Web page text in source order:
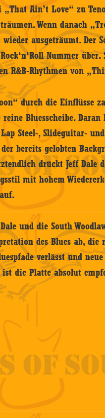
Ain’t Love“ zu
Wenn danach
ausgeträumt. Der
Nummer über.
R&B-Rhythmen von
durch die Einflüsse
Bluesscheibe. Daran
Steel-, Slideguitar-
bereits gelobten
drückt Jeff Dale
mit hohem
und die South
des Blues ab, die
verlässt und
die Platte absolut